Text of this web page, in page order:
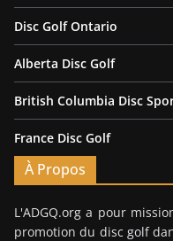
Disc Golf Ontario
Alberta Disc Golf
British Columbia Disc
France Disc Golf
À Propos
L'ADGQ.org a pour
promotion du disc golf